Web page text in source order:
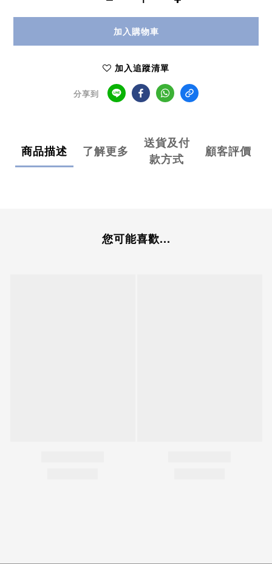
加入購物車
加入追蹤清單
分享到
商品描述 了解更多
送貨及付
款方式
顧客評價
您可能喜歡...